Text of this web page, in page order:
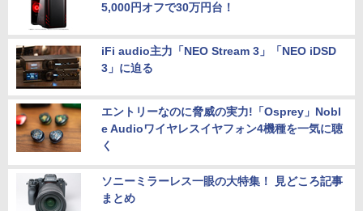
5,000円オフで30万円台！
iFi audio主力「NEO Stream 3」「NEO iDSD
3」に迫る
エントリーなのに脅威の実力!「Osprey」Nobl
e Audioワイヤレスイヤフォン4機種を一気に聴
く
ソニーミラーレス一眼の大特集！ 見どころ記事
まとめ